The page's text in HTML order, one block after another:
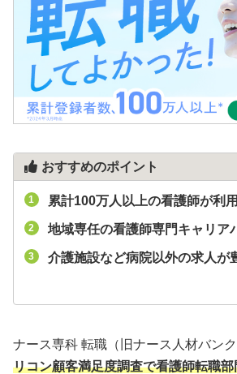
おすすめのポイント
累計100万人以上の看護師が利用
地域専任の看護師専門キャリア
介護施設など病院以外の求人が
ナース専科 転職（旧ナース人材バンク
リコン顧客満足度調査で看護師転職